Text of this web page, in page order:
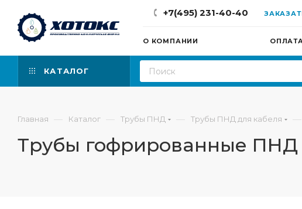
+7(495) 231-40-40
О КОМПАНИИ
КАТАЛОГ
Главная — Каталог — Трубы ПНД — Трубы ПНД для кабеля —
Трубы гофрированные ПНД